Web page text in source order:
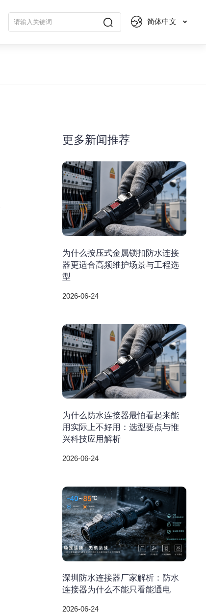
简体中文
更多新闻推荐
为什么按压式金属锁扣防水连接
器更适合高频维护场景与工程选
型
2026-06-24
为什么防水连接器最怕看起来能
用实际上不好用：选型要点与惟
兴科技应用解析
2026-06-24
深圳防水连接器厂家解析：防水
连接器为什么不能只看能通电
2026-06-24